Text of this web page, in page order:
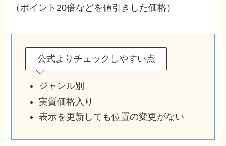
（ポイント20倍などを値引きした価格）
公式よりチェックしやすい点
ジャンル別
実質価格入り
表示を更新しても位置の変更がない